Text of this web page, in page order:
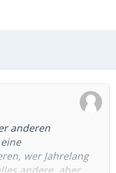
anderen
wer Jahrelang
andere, aber